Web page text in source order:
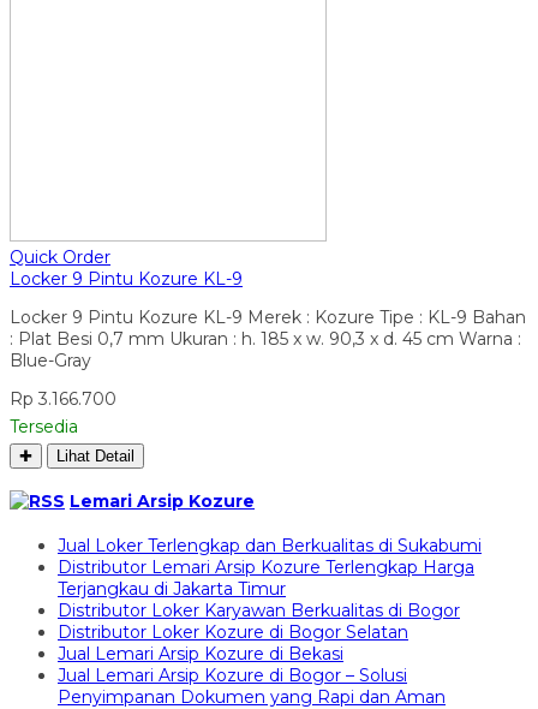
Quick Order
Locker 9 Pintu Kozure KL-9
Locker 9 Pintu Kozure KL-9 Merek : Kozure Tipe : KL-9 Bahan
: Plat Besi 0,7 mm Ukuran : h. 185 x w. 90,3 x d. 45 cm Warna :
Blue-Gray
Rp 3.166.700
Tersedia
✚ Lihat Detail
Lemari Arsip Kozure
Jual Loker Terlengkap dan Berkualitas di Sukabumi
Distributor Lemari Arsip Kozure Terlengkap Harga
Terjangkau di Jakarta Timur
Distributor Loker Karyawan Berkualitas di Bogor
Distributor Loker Kozure di Bogor Selatan
Jual Lemari Arsip Kozure di Bekasi
Jual Lemari Arsip Kozure di Bogor – Solusi
Penyimpanan Dokumen yang Rapi dan Aman